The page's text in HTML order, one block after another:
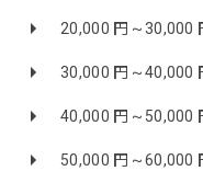
20,000 円～30,000
30,000 円～40,000
40,000 円～50,000
50,000 円～60,000